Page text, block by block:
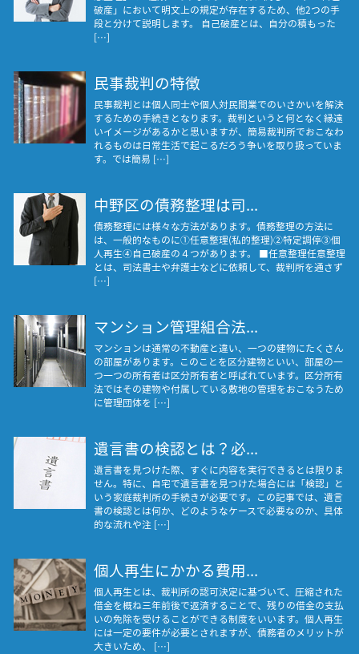
破産」において明文上の規定が存在するため、他2つの手
段と分けて説明します。 自己破産とは、自分の積もった
[…]
民事裁判の特徴
民事裁判とは個人同士や個人対民間業でのいさかいを解決
するための手続きとなります。裁判というと何となく縁遠
いイメージがあるかと思いますが、簡易裁判所でおこなわ
れるものは日常生活で起こるだろう争いを取り扱っていま
す。では簡易 […]
中野区の債務整理は司...
債務整理には様々な方法があります。債務整理の方法に
は、一般的なものに①任意整理(私的整理)②特定調停③個
人再生④自己破産の４つがあります。 ■任意整理任意整理
とは、司法書士や弁護士などに依頼して、裁判所を通さず
[…]
マンション管理組合法...
マンションは通常の不動産と違い、一つの建物にたくさん
の部屋があります。このことを区分建物といい、部屋の一
つ一つの所有者は区分所有者と呼ばれています。区分所有
法ではその建物や付属している敷地の管理をおこなうため
に管理団体を […]
遺言書の検認とは？必...
遺言書を見つけた際、すぐに内容を実行できるとは限りま
せん。特に、自宅で遺言書を見つけた場合には「検認」と
いう家庭裁判所の手続きが必要です。この記事では、遺言
書の検認とは何か、どのようなケースで必要なのか、具体
的な流れや注 […]
個人再生にかかる費用...
個人再生とは、裁判所の認可決定に基づいて、圧縮された
借金を概ね三年前後で返済することで、残りの借金の支払
いの免除を受けることができる制度をいいます。個人再生
には一定の要件が必要とされますが、債務者のメリットが
大きいため、 […]